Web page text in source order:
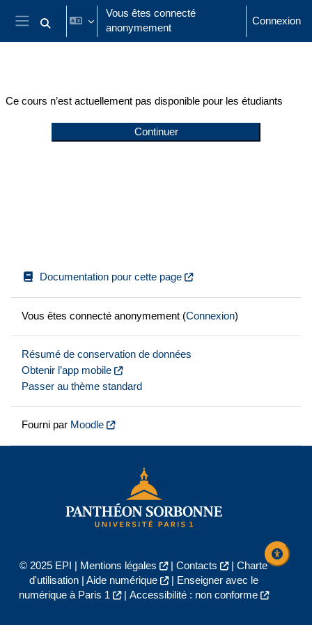
Passer au contenu principal
Panneau latéral
Activer/désactiver la saisie de recherche
Vous êtes connecté
anonymement
Connexion
Ce cours n’est actuellement pas disponible pour les étudiants
Continuer
Documentation pour cette page
Vous êtes connecté anonymement (Connexion)
Résumé de conservation de données
Obtenir l’app mobile
Passer au thème standard
Fourni par Moodle
© 2025 EPI | Mentions légales | Contacts | Charte
d'utilisation| Aide numérique |
Enseigner avec le
numérique à Paris 1
| Accessibilité : non conforme